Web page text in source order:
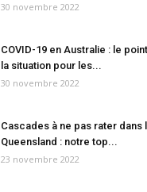
30 novembre 2022
COVID-19 en Australie : le
la situation pour les...
30 novembre 2022
Cascades à ne pas rater dans
Queensland : notre top...
23 novembre 2022